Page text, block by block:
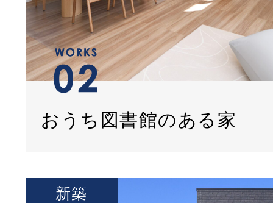
おうち図書館のある家
新築